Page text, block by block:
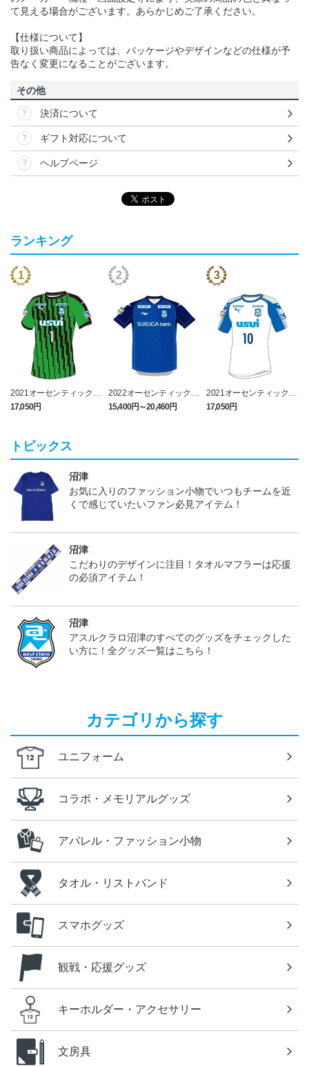
て見える場合がございます。あらかじめご了承ください。
【仕様について】
取り扱い商品によっては、パッケージやデザインなどの仕様が予
告なく変更になることがございます。
その他
決済について
ギフト対応について
ヘルプページ
ランキング
2021オーセンティックユ
ニフォーム GK（ナンバ
ーのみ）
17,050円
2022オーセンティックユ
ニフォーム FP 1st
15,400円～20,460円
2021オーセンティックユ
ニフォーム 2nd（ナンバ
ーのみ）
17,050円
トピックス
沼津
お気に入りのファッション小物でいつもチームを近
くで感じていたいファン必見アイテム！
沼津
こだわりのデザインに注目！タオルマフラーは応援
の必須アイテム！
沼津
アスルクラロ沼津のすべてのグッズをチェックした
い方に！全グッズ一覧はこちら！
カテゴリから探す
ユニフォーム
コラボ・メモリアルグッズ
アパレル・ファッション小物
タオル・リストバンド
スマホグッズ
観戦・応援グッズ
キーホルダー・アクセサリー
文房具